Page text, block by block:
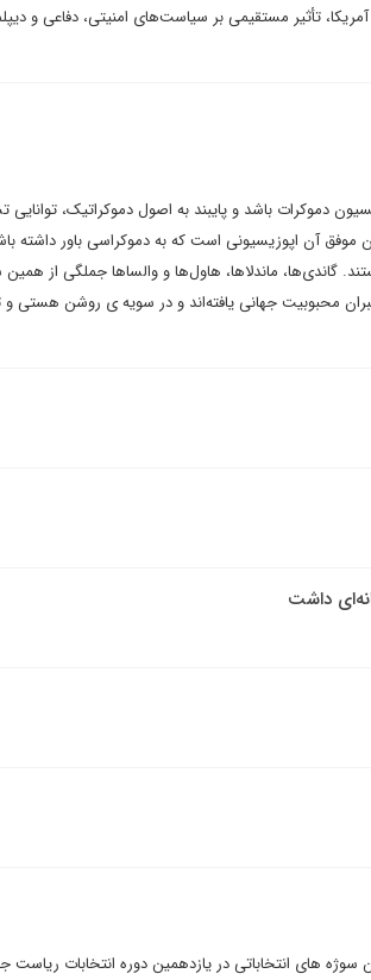
تأثیر مستقیمی بر سیاست‌های امنیتی، دفاعی و
دموکرات باشد و پایبند به اصول دموکراتیک،
موفق آن اپوزیسیونی است که به دموکراسی باور داشته
گاندی‌ها، ماندلا‌ها، هاول‌ها و والساها جملگی از
محبوبیت جهانی یافته‌اند و در سویه ی روشن هستی و
داشت
سوژه های انتخاباتی در یازدهمین دوره انتخابات ریاست